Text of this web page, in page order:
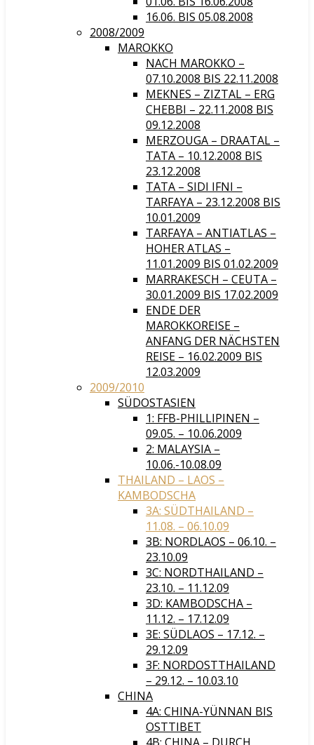
16.06. BIS 05.08.2008
2008/2009
MAROKKO
NACH MAROKKO –
07.10.2008 BIS 22.11.2008
MEKNES – ZIZTAL – ERG
CHEBBI – 22.11.2008 BIS
09.12.2008
MERZOUGA – DRAATAL –
TATA – 10.12.2008 BIS
23.12.2008
TATA – SIDI IFNI –
TARFAYA – 23.12.2008 BIS
10.01.2009
TARFAYA – ANTIATLAS –
HOHER ATLAS –
11.01.2009 BIS 01.02.2009
MARRAKESCH – CEUTA –
30.01.2009 BIS 17.02.2009
ENDE DER
MAROKKOREISE –
ANFANG DER NÄCHSTEN
REISE – 16.02.2009 BIS
12.03.2009
2009/2010
SÜDOSTASIEN
1: FFB-PHILLIPINEN –
09.05. – 10.06.2009
2: MALAYSIA –
10.06.-10.08.09
THAILAND – LAOS –
KAMBODSCHA
3A: SÜDTHAILAND –
11.08. – 06.10.09
3B: NORDLAOS – 06.10. –
23.10.09
3C: NORDTHAILAND –
23.10. – 11.12.09
3D: KAMBODSCHA –
11.12. – 17.12.09
3E: SÜDLAOS – 17.12. –
29.12.09
3F: NORDOSTTHAILAND
– 29.12. – 10.03.10
CHINA
4A: CHINA-YÜNNAN BIS
OSTTIBET